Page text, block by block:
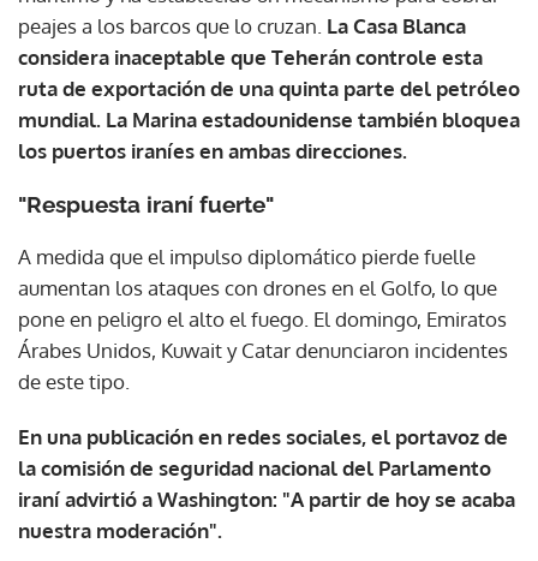
peajes a los barcos que lo cruzan. La Casa Blanca
considera inaceptable que Teherán controle esta
ruta de exportación de una quinta parte del petróleo
mundial. La Marina estadounidense también bloquea
los puertos iraníes en ambas direcciones.
"Respuesta iraní fuerte"
A medida que el impulso diplomático pierde fuelle
aumentan los ataques con drones en el Golfo, lo que
pone en peligro el alto el fuego. El domingo, Emiratos
Árabes Unidos, Kuwait y Catar denunciaron incidentes
de este tipo.
En una publicación en redes sociales, el portavoz de
la comisión de seguridad nacional del Parlamento
iraní advirtió a Washington: "A partir de hoy se acaba
nuestra moderación".